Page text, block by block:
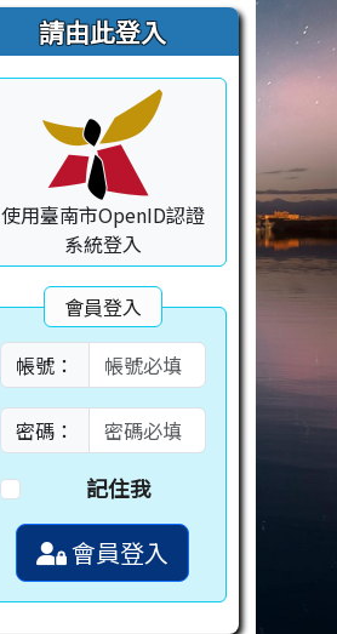
區域內容
請由此登入
使用臺南市OpenID認證
系統登入
會員登入
帳號：
密碼：
記住我
會員登入